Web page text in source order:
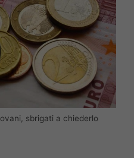
sbrigati a chiederlo